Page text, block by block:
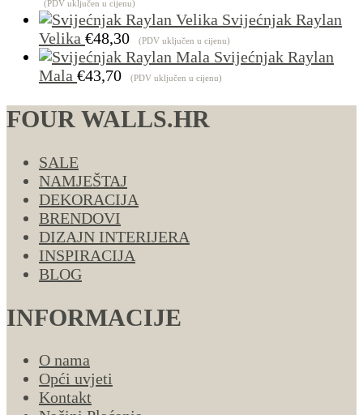
(PDV uključen u cijenu)
Svijećnjak Raylan
Velika €48,30 (PDV uključen u cijenu)
Svijećnjak Raylan
Mala €43,70 (PDV uključen u cijenu)
FOUR WALLS.HR
SALE
NAMJEŠTAJ
DEKORACIJA
BRENDOVI
DIZAJN INTERIJERA
INSPIRACIJA
BLOG
INFORMACIJE
O nama
Opći uvjeti
Kontakt